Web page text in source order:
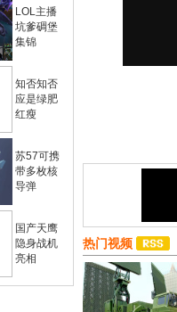
LOL主播
坑爹碉堡
集锦
知否知否
应是绿肥
红瘦
苏57可携
带多枚核
导弹
国产天鹰
隐身战机
亮相
热门视频